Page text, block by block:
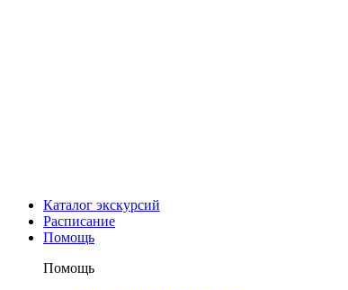
Каталог экскурсий
Расписание
Помощь
Помощь